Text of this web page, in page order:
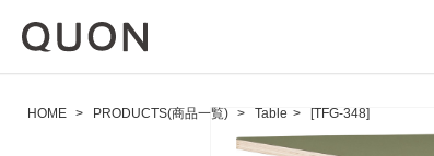
HOME > PRODUCTS(商品一覧) > Table > [TFG-348]